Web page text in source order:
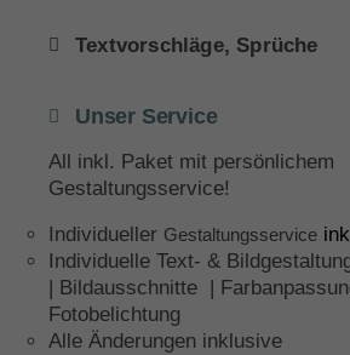
Textvorschläge, Sprüche
Unser Service
All inkl. Paket mit persönlichem
Gestaltungsservice!
Individueller Gestaltungsservice
Individuelle Text- &
| Bildausschnitte |
Fotobelichtung
Alle Änderungen inklusive